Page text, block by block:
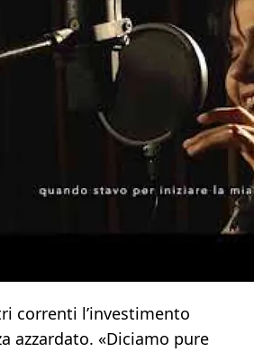
correnti l’investimento
azzardato. «Diciamo pure